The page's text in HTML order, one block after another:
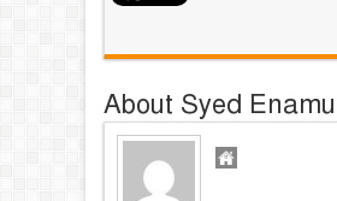
About Syed